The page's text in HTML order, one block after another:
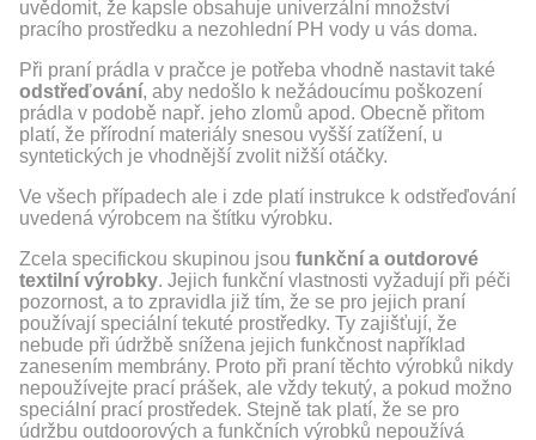
uvědomit, že kapsle obsahuje univerzální množství
pracího prostředku a nezohlední PH vody u vás doma.
Při praní prádla v pračce je potřeba vhodně nastavit také
odstřeďování, aby nedošlo k nežádoucímu poškození
prádla v podobě např. jeho zlomů apod. Obecně přitom
platí, že přírodní materiály snesou vyšší zatížení, u
syntetických je vhodnější zvolit nižší otáčky.
Ve všech případech ale i zde platí instrukce k odstřeďování
uvedená výrobcem na štítku výrobku.
Zcela specifickou skupinou jsou funkční a outdorové
textilní výrobky. Jejich funkční vlastnosti vyžadují při péči
pozornost, a to zpravidla již tím, že se pro jejich praní
používají speciální tekuté prostředky. Ty zajišťují, že
nebude při údržbě snížena jejich funkčnost například
zanesením membrány. Proto při praní těchto výrobků nikdy
nepoužívejte prací prášek, ale vždy tekutý, a pokud možno
speciální prací prostředek. Stejně tak platí, že se pro
údržbu outdoorových a funkčních výrobků nepoužívá